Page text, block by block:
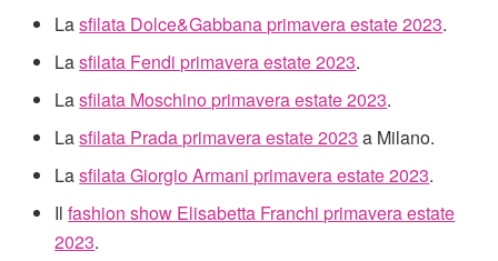
Lasfilata Dolce&Gabbana primavera estate 2023.
Lasfilata Fendi primavera estate 2023.
Lasfilata Moschino primavera estate 2023.
Lasfilata Prada primavera estate 2023 a Milano.
Lasfilata Giorgio Armani primavera estate 2023.
Ilfashion show Elisabetta Franchi primavera estate
2023.